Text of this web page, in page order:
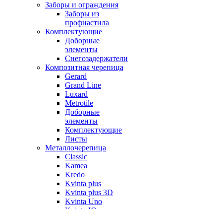
Заборы и ограждения
Заборы из
профнастила
Комплектующие
Доборные
элементы
Снегозадержатели
Композитная черепица
Gerard
Grand Line
Luxard
Metrotile
Доборные
элементы
Комплектующие
Листы
Металлочерепица
Classic
Kamea
Kredo
Kvinta plus
Kvinta plus 3D
Kvinta Uno